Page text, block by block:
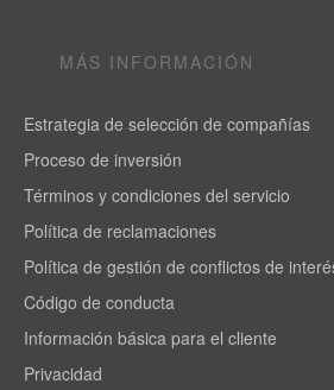
MÁS INFORMACIÓN
Estrategia de selección de compañías
Proceso de inversión
Términos y condiciones del servicio
Política de reclamaciones
Política de gestión de conflictos de
Código de conducta
Información básica para el cliente
Privacidad